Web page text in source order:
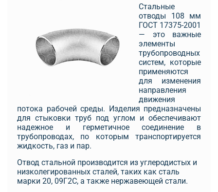
Стальные
отводы 108 мм
ГОСТ 17375-2001
— это важные
элементы
трубопроводных
систем, которые
применяются
для изменения
направления
движения
потока рабочей среды. Изделия предназначены
для стыковки труб под углом и обеспечивают
надежное и герметичное соединение в
трубопроводах, по которым транспортируется
жидкость, газ и пар.
Отвод стальной производится из углеродистых и
низколегированных сталей, таких как сталь
марки 20, 09Г2С, а также нержавеющей стали.